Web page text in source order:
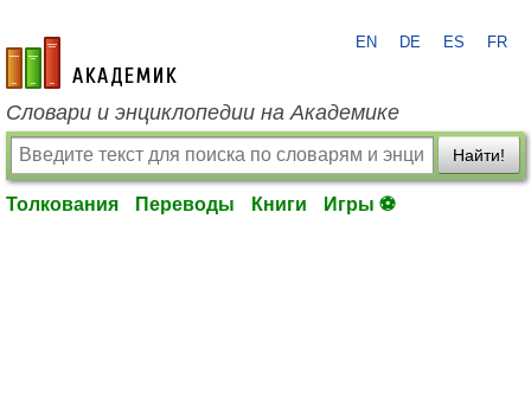
academic.ru
EN DE ES FR
Словари и энциклопедии на Академике
Найти!
Толкования Переводы Книги Игры ⚽